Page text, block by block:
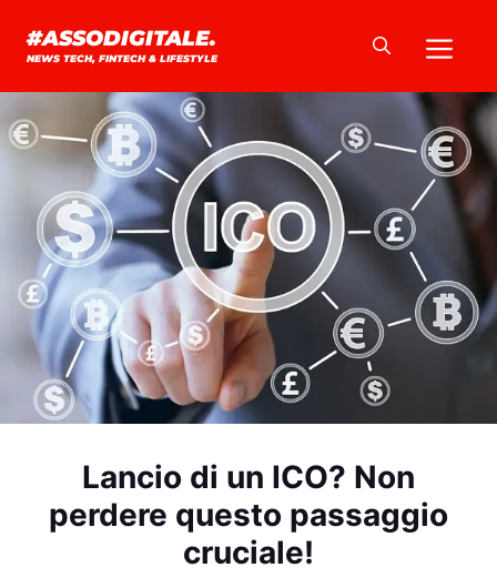
#ASSODIGITALE.
NEWS TECH, FINTECH & LIFESTYLE
Lancio di un ICO? Non
perdere questo passaggio
cruciale!